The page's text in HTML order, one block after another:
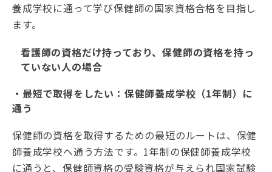
養成学校に通って学び保健師の国家資格合格を目指し
ます。
看護師の資格だけ持っており、保健師の資格を持っ
ていない人の場合
・最短で取得をしたい：保健師養成学校（1年制）に
通う
保健師の資格を取得するための最短のルートは、保健
師養成学校へ通う方法です。1年制の保健師養成学校
に通うと、保健師資格の受験資格が与えられ国家試験